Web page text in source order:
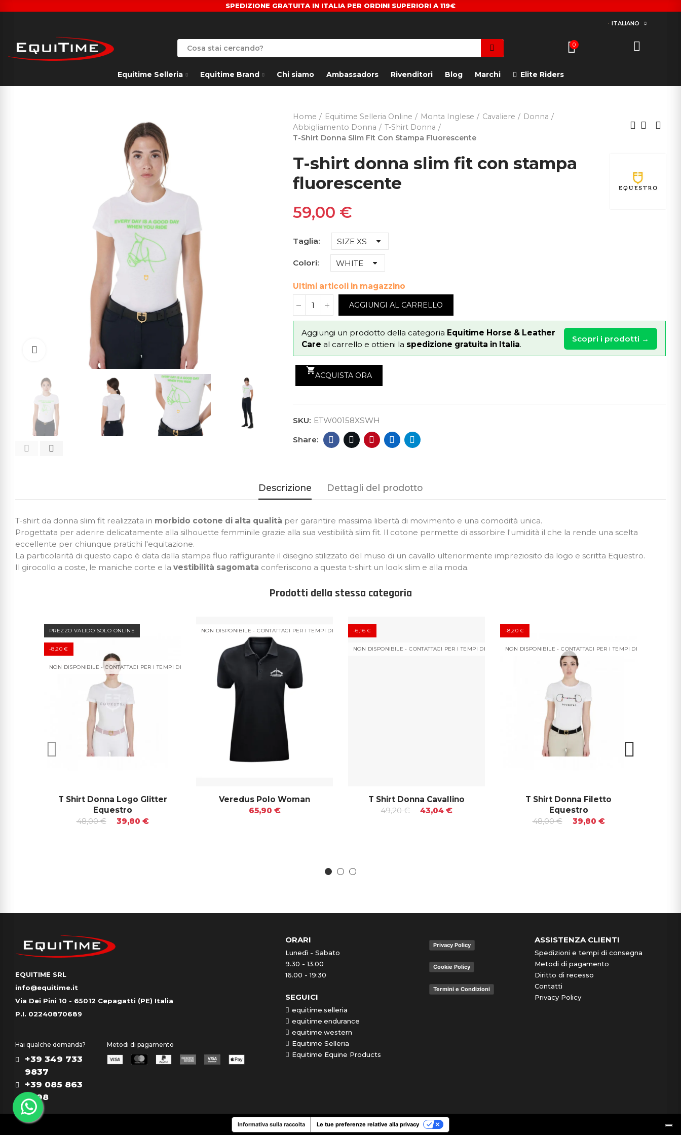
SPEDIZIONE GRATUITA IN ITALIA PER ORDINI SUPERIORI A 119€
ITALIANO
0
Equitime Selleria Equitime Brand Chi siamo Ambassadors Rivenditori Blog Marchi Elite Riders
Click to enlarge
Home Equitime Selleria Online Monta Inglese Cavaliere
Donna
Abbigliamento Donna
T-Shirt Donna
T-Shirt Donna Slim Fit Con Stampa Fluorescente
T-shirt donna slim fit con stampa
fluorescente
59,00 €
Taglia
Colori
Ultimi articoli in magazzino
AGGIUNGI AL CARRELLO
Aggiungi un prodotto della categoria Equitime Horse & Leather
Care al carrello e ottieni la spedizione gratuita in Italia.
Scopri i prodotti →
shopping_cart
ACQUISTA ORA
SKU: ETW00158XSWH
Descrizione Dettagli del prodotto
T-shirt da donna slim fit realizzata in morbido cotone di alta qualità per garantire massima libertà di movimento e una comodità unica.
Progettata per aderire delicatamente alla silhouette femminile grazie alla sua vestibilità slim fit. Il cotone permette di assorbire l'umidità il che la rende una scelta
eccellente per chiunque pratichi l'equitazione.
La particolarità di questo capo è data dalla stampa fluo raffigurante il disegno stilizzato del muso di un cavallo ulteriormente impreziosito da logo e scritta Equestro.
Il girocollo a coste, le maniche corte e la vestibilità sagomata conferiscono a questa t-shirt un look slim e alla moda.
Prodotti della stessa categoria
PREZZO VALIDO SOLO ONLINE
-8,20 €
NON DISPONIBILE - CONTATTACI PER I TEMPI DI CONSEGNA
T Shirt Donna Logo Glitter
Equestro
48,00 €
39,80 €
NON DISPONIBILE - CONTATTACI PER I TEMPI DI CONSEGNA
Veredus Polo Woman
65,90 €
-6,16 €
NON DISPONIBILE - CONTATTACI PER I TEMPI DI CONSEGNA
T Shirt Donna Cavallino
49,20 €
43,04 €
-8,20 €
NON DISPONIBILE - CONTATTACI PER I TEMPI DI CONSEGNA
T Shirt Donna Filetto
Equestro
48,00 €
39,80 €
EQUITIME SRL
info@equitime.it
Via Dei Pini 10 - 65012 Cepagatti (PE) Italia
P.I. 02240870689
Hai qualche domanda?
+39 349 733
9837
+39 085 863
0298
Metodi di pagamento
ORARI
Lunedì - Sabato
9.30 - 13.00
16.00 - 19:30
SEGUICI
equitime.selleria
equitime.endurance
equitime.western
Equitime Selleria
Equitime Equine Products
Privacy Policy
Cookie Policy
Termini e Condizioni
ASSISTENZA CLIENTI
Spedizioni e tempi di consegna
Metodi di pagamento
Diritto di recesso
Contatti
Privacy Policy
Informativa sulla raccolta Le tue preferenze relative alla privacy